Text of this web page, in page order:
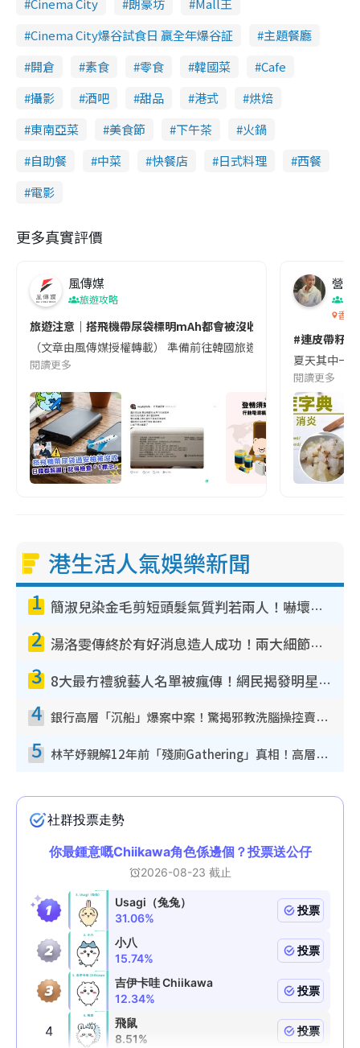
Cinema City 朗豪坊
Mall王
Cinema City爆谷試食日 贏全年爆谷証
主題餐廳
開倉
素食 零食 韓國菜
Cafe
攝影
酒吧 甜品 港式
烘焙
東南亞菜
美食節 下午茶
火鍋
自助餐
中菜 快餐店 日式料理
西餐
電影
更多真實評價
風傳媒
旅遊攻略
旅遊注意｜搭飛機帶尿袋標明mAh都會被沒收😱出發前切記檢查
（文章由風傳媒授權轉載） 準備前往韓國旅遊的民眾，近期要
閱讀更多
營養
香港
#連皮帶籽
夏天其中一
閱讀更多
港生活人氣娛樂新聞
1 簡淑兒染金毛剪短頭髮氣質判若兩人！嚇壞老公麥大力都認唔出：「你做咩事？」
2 湯洛雯傳終於有好消息造人成功！兩大細節曝孕味極濃惹猜測：大肚婆先會咁！
3 8大最冇禮貌藝人名單被瘋傳！網民揭發明星真面目 一致數臭呢位係無品天花板？
4 銀行高層「沉船」爆案中案！驚揭邪教洗腦操控賣淫被吞600萬 幕後黑手講多錯多
5 林芊妤親解12年前「殘廁Gathering」真相！高層解約一句話重創尊嚴至今拒返TVB